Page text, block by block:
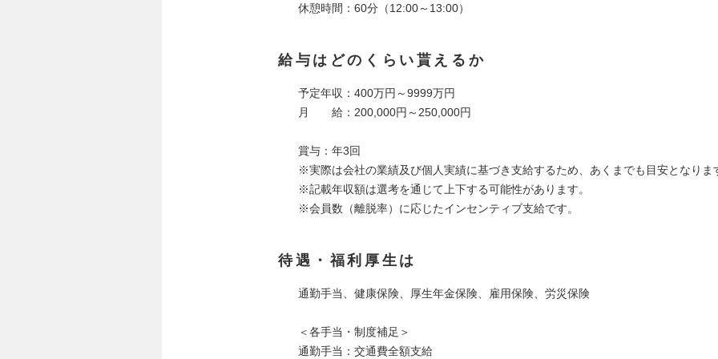
休憩時間：60分（12:00～13:00）
給与はどのくらい貰えるか
予定年収：400万円～9999万円
月 給：200,000円～250,000円
賞与：年3回
※実際は会社の業績及び個人実績に基づき支給するため、あくまでも目安となりま
※記載年収額は選考を通じて上下する可能性があります。
※会員数（離脱率）に応じたインセンティブ支給です。
待遇・福利厚生は
通勤手当、健康保険、厚生年金保険、雇用保険、労災保険
＜各手当・制度補足＞
通勤手当：交通費全額支給